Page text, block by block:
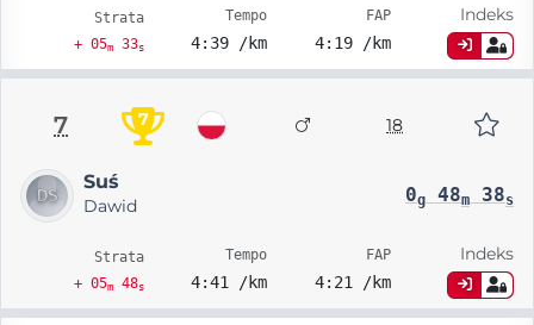
Strata
+ 05m33s
Tempo
4:39 /km
FAP
4:19 /km
Indeks
7 7 18
Suś
Dawid 0g48m38s
Strata
+ 05m48s
Tempo
4:41 /km
FAP
4:21 /km
Indeks